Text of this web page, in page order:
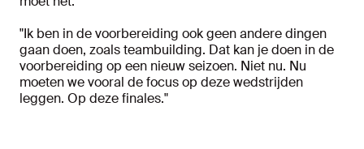
"Ik ben in de voorbereiding ook geen andere dingen
gaan doen, zoals teambuilding. Dat kan je doen in de
voorbereiding op een nieuw seizoen. Niet nu. Nu
moeten we vooral de focus op deze wedstrijden
leggen. Op deze finales."